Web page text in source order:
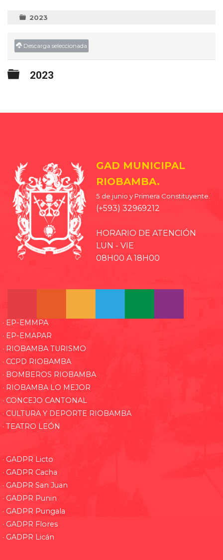
2023
Descarga seleccionada
Carpeta
2023
GAD MUNICIPAL
RIOBAMBA.
5 de junio y Primera Constituyente.
(+593) 32969212
HORARIO DE ATENCIÓN
LUN - VIE
08H00 A 18H00
· EP-EMMPA
· EP-EMAPAR
· RIOBAMBA TURISMO
· CCPD RIOBAMBA
· BOMBEROS RIOBAMBA
· RIOBAMBA LO MEJOR
· CONCEJO CANTONAL
· CULTURA Y DEPORTE RIOBAMBA
· TEATRO LEÓN
· GADPR Licto
· GADPR Cacha
· GADPR San Juan
· GADPR Punin
· GADPR Pungala
· GADPR Flores
· GADPR Licán